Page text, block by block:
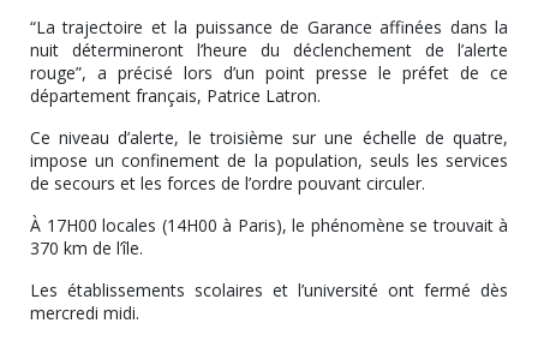
“La trajectoire et la puissance de Garance affinées dans la
nuit détermineront l’heure du déclenchement de l’alerte
rouge”, a précisé lors d’un point presse le préfet de ce
département français, Patrice Latron.
Ce niveau d’alerte, le troisième sur une échelle de quatre,
impose un confinement de la population, seuls les services
de secours et les forces de l’ordre pouvant circuler.
À 17H00 locales (14H00 à Paris), le phénomène se trouvait à
370 km de l’île.
Les établissements scolaires et l’université ont fermé dès
mercredi midi.